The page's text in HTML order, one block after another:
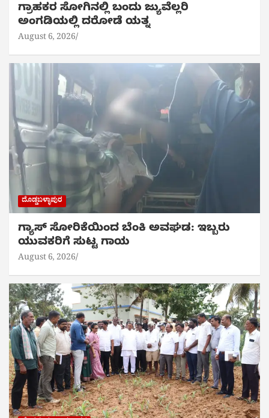
ಗ್ರಾಹಕರ ಸೋಗಿನಲ್ಲಿ ಬಂದು ಜ್ಯುವೆಲ್ಲರಿ
ಅಂಗಡಿಯಲ್ಲಿ ದರೋಡೆ ಯತ್ನ
August 6, 2026
ದೊಡ್ಡಬಳ್ಳಾಪುರ
ಗ್ಯಾಸ್ ಸೋರಿಕೆಯಿಂದ ಬೆಂಕಿ ಅವಘಡ: ಇಬ್ಬರು
ಯುವಕರಿಗೆ ಸುಟ್ಟ ಗಾಯ
August 6, 2026